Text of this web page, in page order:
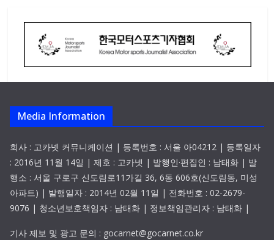
Media Information
회사 : 고카넷 커뮤니케이션 | 등록번호 : 서울 아04212 | 등록일자
: 2016년 11월 14일 | 제호 : 고카넷 | 발행인·편집인 : 남태화 | 발
행소 : 서울 구로구 신도림로11가길 36, 6동 606호(신도림동, 미성
아파트) | 발행일자 : 2014년 02월 11일 | 전화번호 : 02-2679-
9076 | 청소년보호책임자 : 남태화 | 정보책임관리자 : 남태화 |
기사 제보 및 광고 문의 : gocarnet@gocarnet.co.kr